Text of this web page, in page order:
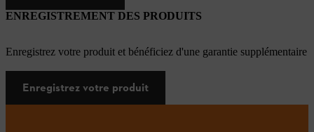
ENREGISTREMENT DES PRODUITS
Enregistrez votre produit et bénéficiez d'une garantie supplémentaire
Enregistrez votre produit